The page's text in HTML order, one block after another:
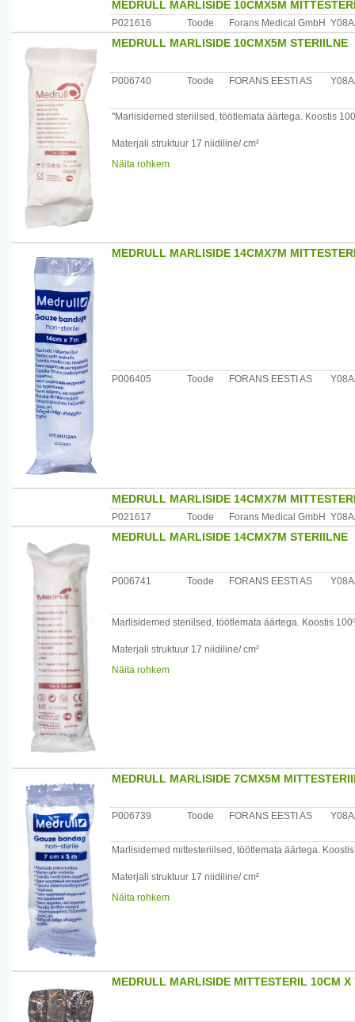
MEDRULL MARLISIDE 10CMX5M
P021616 Toode Forans Medical GmbH
MEDRULL MARLISIDE 10CMX5M STERIILNE
P006740 Toode FORANS EESTI AS
"Marlisidemed steriilsed, töötlemata äärtega. Koostis
Materjali struktuur 17 niidiline/ cm²
Maaletooja: Forans Eesti, Posti 23, Loksa 74805
Näita rohkem
MEDRULL MARLISIDE 14CMX7M
P006405 Toode FORANS EESTI AS
MEDRULL MARLISIDE 14CMX7M
P021617 Toode Forans Medical GmbH
MEDRULL MARLISIDE 14CMX7M STERIILNE
P006741 Toode FORANS EESTI AS
Marlisidemed steriilsed, töötlemata äärtega. Koostis
Materjali struktuur 17 niidiline/ cm²
Maaletooja: Forans Eesti, Posti 23, Loksa 74805
Näita rohkem
MEDRULL MARLISIDE 7CMX5M
P006739 Toode FORANS EESTI AS
Marlisidemed mittesteriilsed, töötlemata äärtega.
Materjali struktuur 17 niidiline/ cm²
Maaletooja: Forans Eesti, Posti 23, Loksa 74805
Näita rohkem
MEDRULL MARLISIDE MITTESTERIL 10CM X